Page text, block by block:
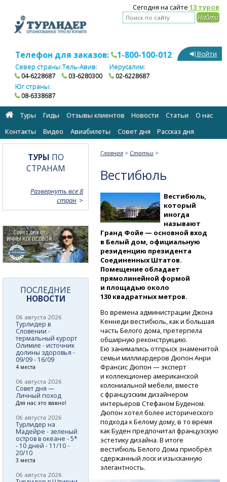
Сегодня на сайте 13 туров
Телефон для заказов: 1-800-100-012
Север страны:
04-6228687
Тель-Авив:
03-6280300
Иерусалим:
02-6228687
Юг страны:
08-6338687
Войти
Туры Гиды Отзывы клиентов Новости Статьи
О нас
Контакты
Видео Авиабилеты Cовет дня Рассказ дня
Главная > Статьи >
Вестибюль
Вестибюль,
который
иногда
называют
Гранд Фойе — основной вход
в Белый дом, официальную
резиденцию президента
Соединенных Штатов.
Помещение обладает
прямолинейной формой
и площадью около
130 квадратных метров.
Во времена администрации Джона
Кеннеди вестибюль, как и большая
часть Белого дома, претерпела
обширную реконструкцию.
Ею занимались отпрыск знаменитой
семьи миллиардеров Дюпон Анри
Франсис Дюпон — эксперт
и коллекционер американской
колониальной мебели, вместе
с французским дизайнером
интерьеров Стефаном Буденом.
Дюпон хотел более исторического
подхода к Белому дому, в то время
как Буден предпочитал французскую
эстетику дизайна. В итоге
вестибюль Белого Дома приобрёл
сдержанный лоск и изысканную
элегантность.
ТУРЫ ПО
СТРАНАМ
Развернуть все 8
стран
ПОСЛЕДНИЕ
НОВОСТИ
06 августа 2026
Турлидер в
Словении -
термальный курорт
Олимие - источник
долины здоровья -
09/09 - 16/09
4 места
06 августа 2026
Совет дня —
Личный поход
Для нас это важно!
06 августа 2026
Турлидер на
Мадейре - зеленый
остров в океане - 5*
- 10 дней - 11/10 -
20/10
3 места
06 августа 2026